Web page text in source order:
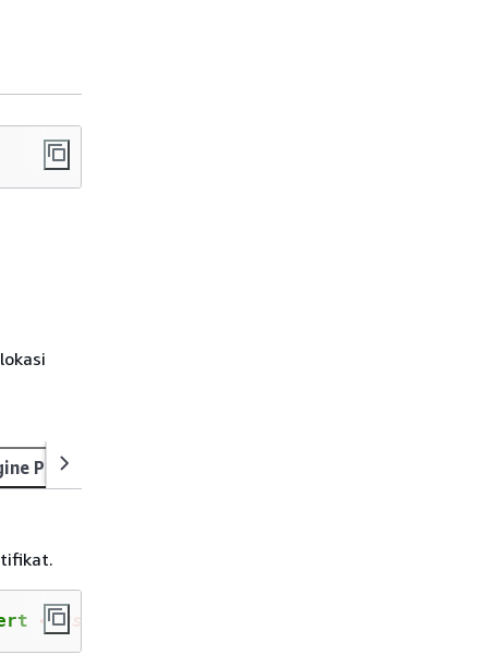
Provider
<customerCA certificate file>